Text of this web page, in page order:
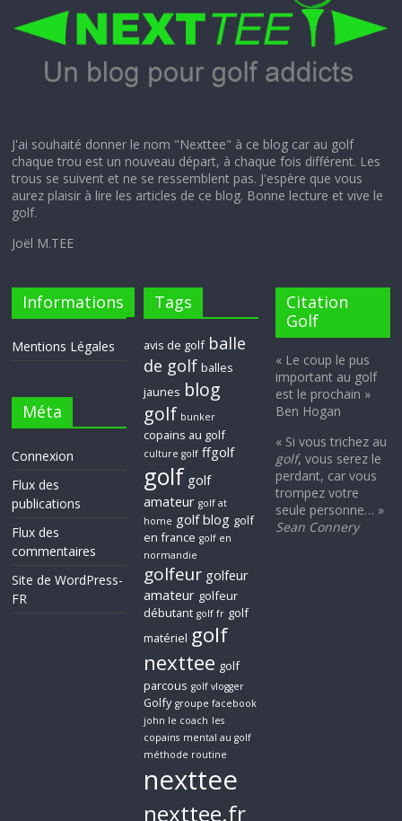
J'ai souhaité donner le nom "Nexttee" à ce blog car au golf
chaque trou est un nouveau départ, à chaque fois différent. Les
trous se suivent et ne se ressemblent pas. J'espère que vous
aurez plaisir à lire les articles de ce blog. Bonne lecture et vive le
golf.
Joël M.TEE
Informations
Mentions Légales
Méta
Connexion
Flux des
publications
Flux des
commentaires
Site de WordPress-
FR
Tags
avis de golf balle
de golf balles
jaunes blog
golf bunker
copains au golf
culture golf ffgolf
golf golf
amateur golf at
home golf blog golf
en france golf en
normandie
golfeur golfeur
amateur golfeur
débutant golf fr golf
matériel golf
nexttee golf
parcous golf vlogger
Golfy groupe facebook
john le coach les
copains mental au golf
méthode routine
nexttee
nexttee.fr
Citation
Golf
« Le coup le pus
important au golf
est le prochain »
Ben Hogan
« Si vous trichez au
golf, vous serez le
perdant, car vous
trompez votre
seule personne… »
Sean Connery